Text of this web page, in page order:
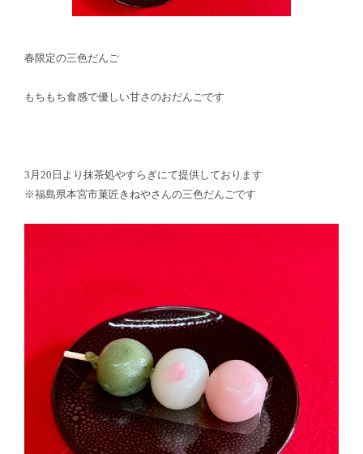
春限定の三色だんご
もちもち食感で優しい甘さのおだんごです
3月20日より抹茶処やすらぎにて提供しております
※福島県本宮市菓匠きねやさんの三色だんごです